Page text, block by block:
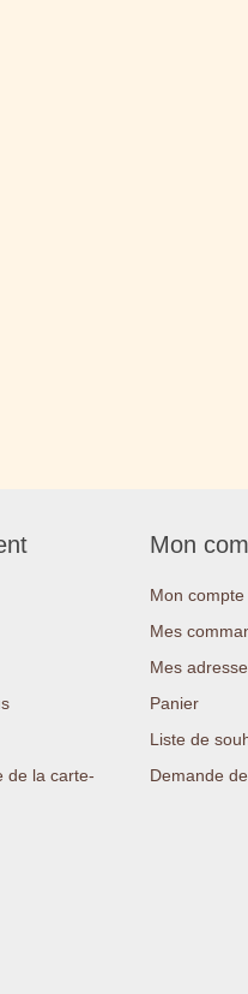
de la carte-
Mon
Mon compte
Mes
Mes
Panier
Liste de
Demande